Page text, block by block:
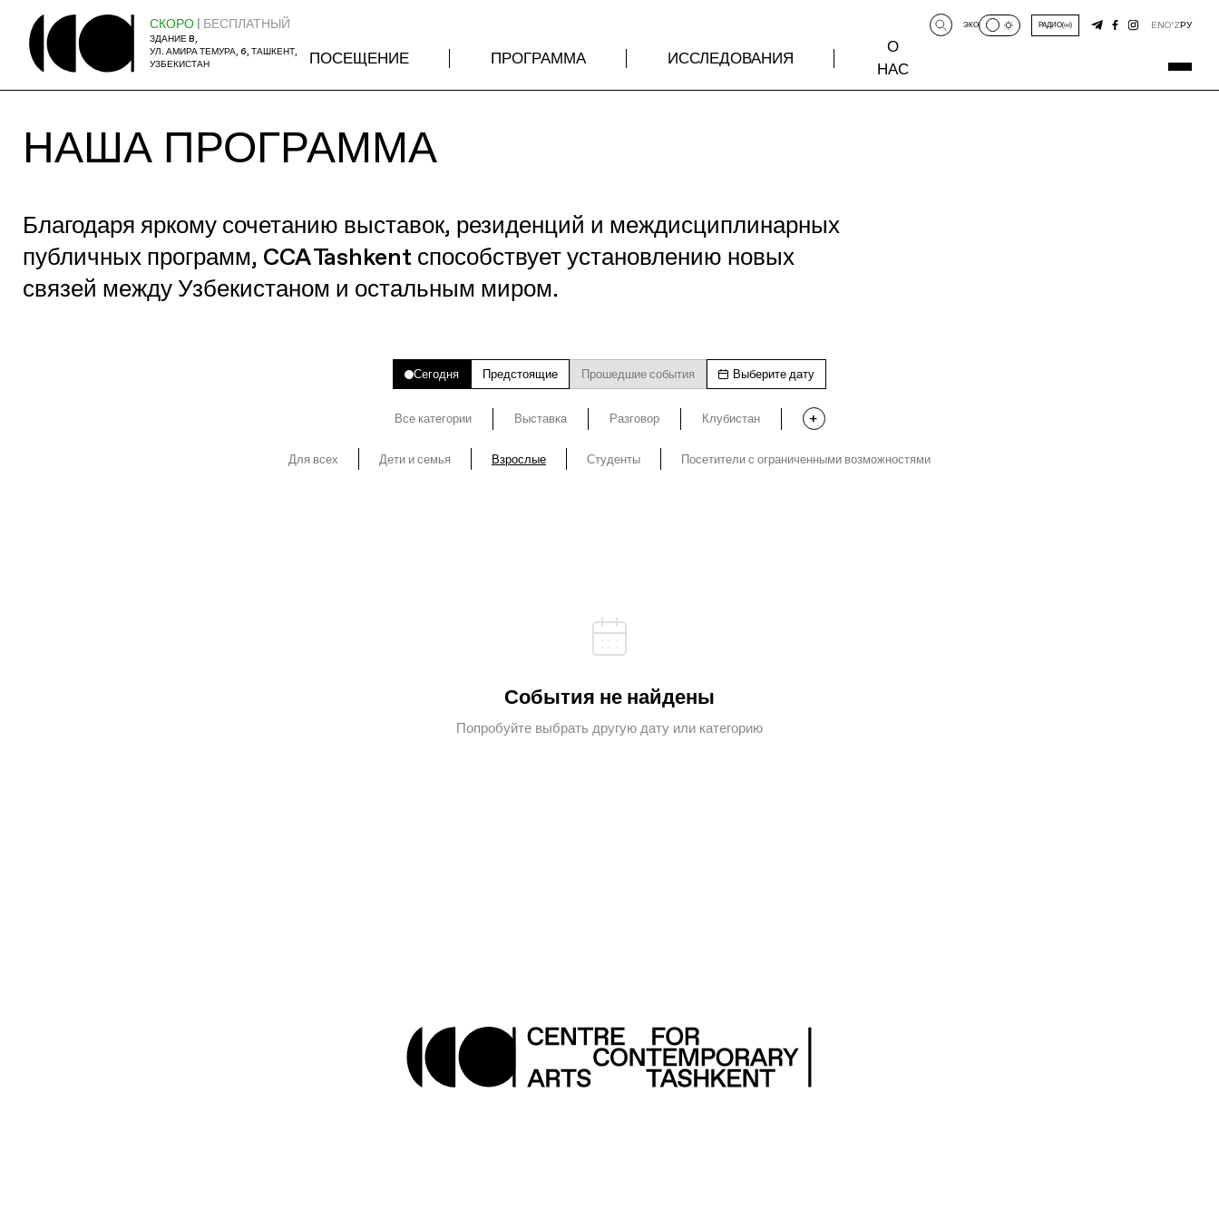
СКОРО | БЕСПЛАТНЫЙ
ЗДАНИЕ B,
УЛ. АМИРА ТЕМУРА, 6, ТАШКЕНТ,
УЗБЕКИСТАН
ПОСЕЩЕНИЕ ПРОГРАММА ИССЛЕДОВАНИЯ
О
НАС
ЭКО РАДИО ENO‘ZРУ
НАША ПРОГРАММА
Благодаря яркому сочетанию выставок, резиденций и междисциплинарных
публичных программ, CCA Tashkent способствует установлению новых
связей между Узбекистаном и остальным миром.
Сегодня Предстоящие Прошедшие события Выберите дату
Все категории Выставка Разговор Клубистан
Для всех Дети и семья Взрослые Студенты Посетители с ограниченными возможностями
События не найдены
Попробуйте выбрать другую дату или категорию